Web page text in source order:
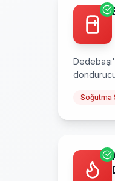
Dedebaşı
Soğutma